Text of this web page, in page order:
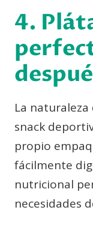
4.
La
snack
propio
fácilmente
nutricional
necesidades